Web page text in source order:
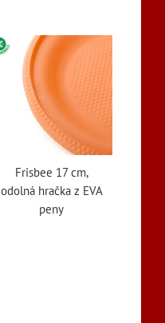
Frisbee 17 cm,
odolná hračka z EVA
peny